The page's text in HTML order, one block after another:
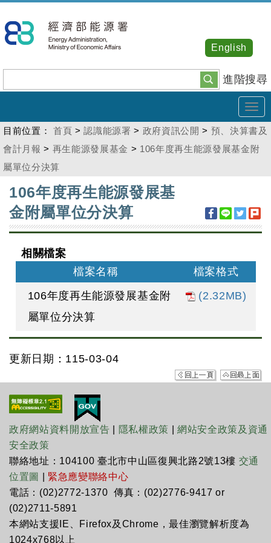
到
主
內
容
進階搜尋
English
目前位置： 首頁 >認識能源署 > 政府資訊公開 > 預、決算書及
會計月報 > 再生能源發展基金 > 106年度再生能源發展基金附
屬單位分決算
106年度再生能源發展基
金附屬單位分決算
相關檔案
檔案名稱
檔案格式
106年度再生能源發展基金附
屬單位分決算
(2.32MB)
更新日期：115-03-04
政府網站資料開放宣告 隱私權政策 |網站安全政策及資通
安全政策
聯絡地址：104100 臺北市中山區復興北路2號13樓 交通
位置圖
緊急應變聯絡中心
電話：(02)2772-1370 傳真：(02)2776-9417 or
(02)2711-5891
本網站支援IE、Firefox及Chrome，最佳瀏覽解析度為
1024x768以上